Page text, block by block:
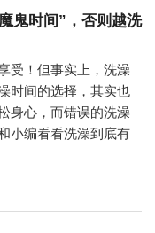
鬼时间”，否则越洗
受！但事实上，洗澡
时间的选择，其实也
身心，而错误的洗澡
小编看看洗澡到底有